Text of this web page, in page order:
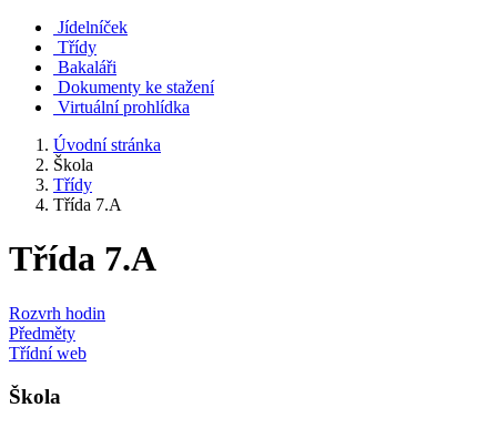
Jídelníček
Třídy
Bakaláři
Dokumenty ke stažení
Virtuální prohlídka
Úvodní stránka
Škola
Třídy
Třída 7.A
Třída 7.A
Rozvrh hodin
Předměty
Třídní web
Škola